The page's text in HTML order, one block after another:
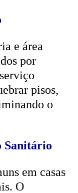
e área
por
pisos,
o
Sanitário
em casas
O